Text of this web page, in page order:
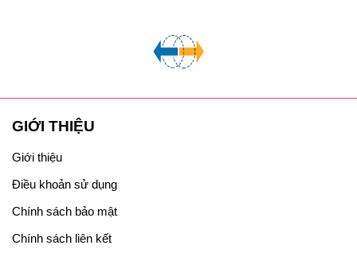
GIỚI THIỆU
Giới thiệu
Điều khoản sử dụng
Chính sách bảo mật
Chính sách liên kết